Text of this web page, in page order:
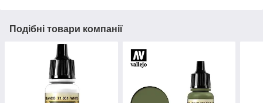
Подібні товари компанії